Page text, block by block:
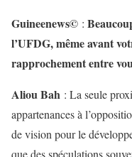
Guineenews© :
l’UFDG, même avant
rapprochement entre
Aliou Bah : La seule
appartenances à
de vision pour le
que des spéculations